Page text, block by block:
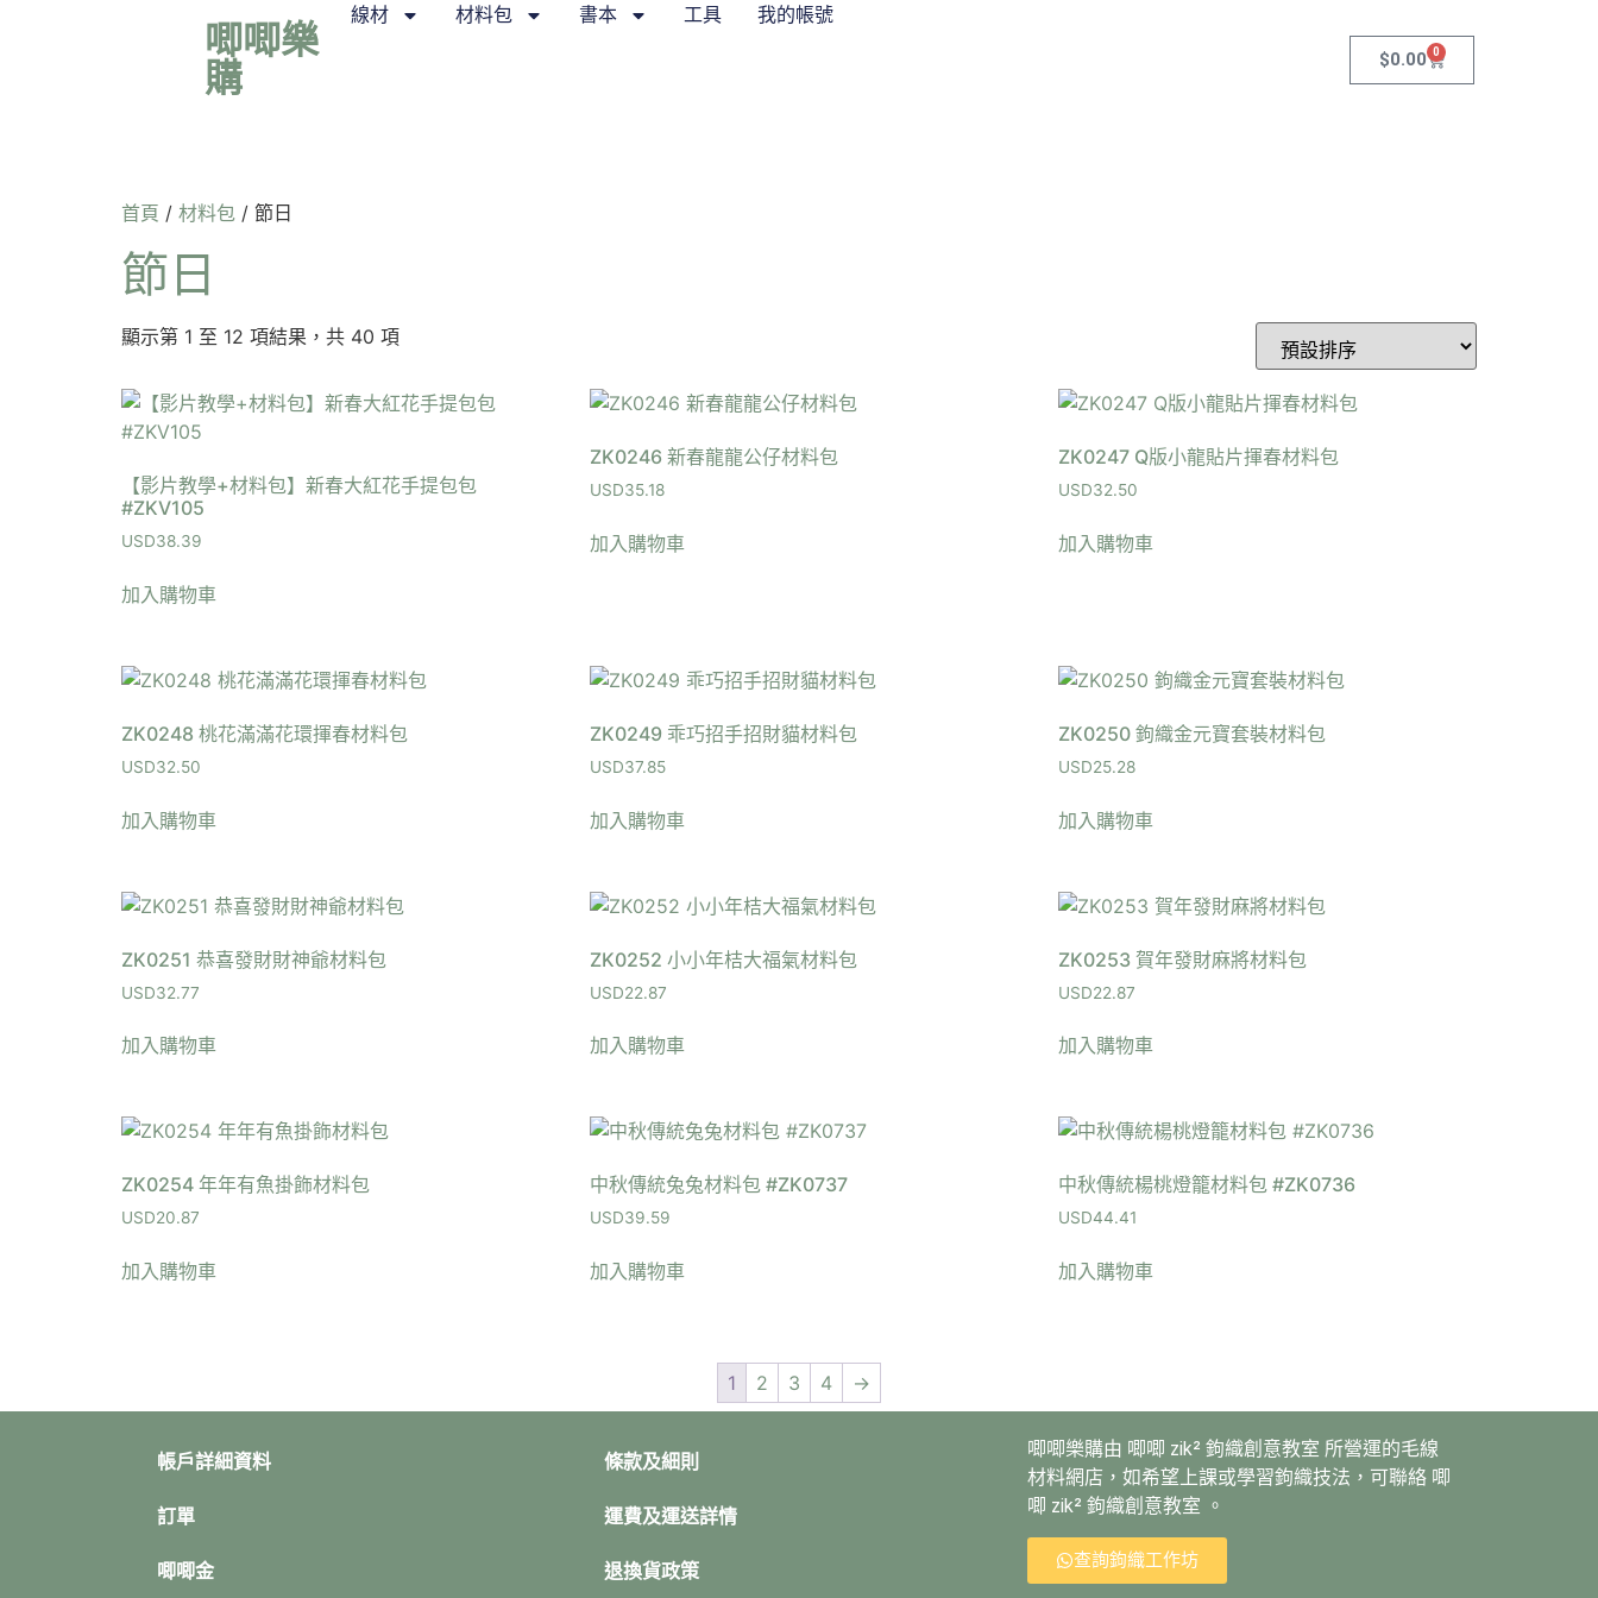
唧唧樂
購
線材 材料包 書本 工具 我的帳號
$0.00 0
首頁 / 材料包 / 節日
節日
顯示第 1 至 12 項結果，共 40 項
【影片教學+材料包】新春大紅花手提包包
#ZKV105
USD38.39
加入購物車
ZK0246 新春龍龍公仔材料包
USD35.18
加入購物車
ZK0247 Q版小龍貼片揮春材料包
USD32.50
加入購物車
ZK0248 桃花滿滿花環揮春材料包
USD32.50
加入購物車
ZK0249 乖巧招手招財貓材料包
USD37.85
加入購物車
ZK0250 鉤織金元寶套裝材料包
USD25.28
加入購物車
ZK0251 恭喜發財財神爺材料包
USD32.77
加入購物車
ZK0252 小小年桔大福氣材料包
USD22.87
加入購物車
ZK0253 賀年發財麻將材料包
USD22.87
加入購物車
ZK0254 年年有魚掛飾材料包
USD20.87
加入購物車
中秋傳統兔兔材料包 #ZK0737
USD39.59
加入購物車
中秋傳統楊桃燈籠材料包 #ZK0736
USD44.41
加入購物車
1 2 3 4 →
帳戶詳細資料
訂單
唧唧金
條款及細則
運費及運送詳情
退換貨政策
唧唧樂購由 唧唧 zik² 鉤織創意教室 所營運的毛線
材料網店，如希望上課或學習鉤織技法，可聯絡 唧
唧 zik² 鉤織創意教室 。
查詢鉤織工作坊